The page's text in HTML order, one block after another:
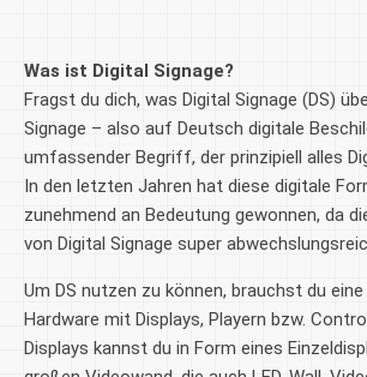
Was ist Digital Signage?
Fragst du dich, was Digital Signage (DS)
Signage – also auf Deutsch digitale
umfassender Begriff, der prinzipiell alles
In den letzten Jahren hat diese digitale
zunehmend an Bedeutung gewonnen, da
von Digital Signage super
Um DS nutzen zu können, brauchst du
Hardware mit Displays, Playern bzw.
Displays kannst du in Form eines